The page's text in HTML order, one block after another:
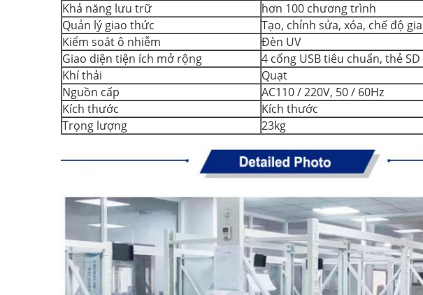
Khả năng lưu trữ
hơn 100 chương trình
Quản lý giao thức
Tạo, chỉnh sửa, xóa, chế độ
Kiểm soát ô nhiễm
Đèn UV
Giao diện tiện ích mở rộng
4 cổng USB tiêu chuẩn, thẻ
Khí thải
Quạt
Nguồn cấp
AC110 / 220V, 50 / 60Hz
Kích thước
Kích thước
Trọng lượng
23kg